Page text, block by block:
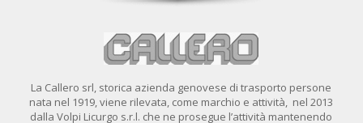
La Callero srl, storica azienda genovese di trasporto persone
nata nel 1919, viene rilevata, come marchio e attività, nel 2013
dalla Volpi Licurgo s.r.l. che ne prosegue l’attività mantenendo